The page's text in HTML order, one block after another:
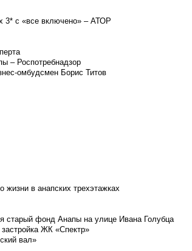
3* с «все включено» – АТОР
– Роспотребнадзор
омбудсмен Борис Титов
в анапских трехэтажках
старый фонд Анапы на улице Ивана Голубца
ЖК «Спектр»
вал»